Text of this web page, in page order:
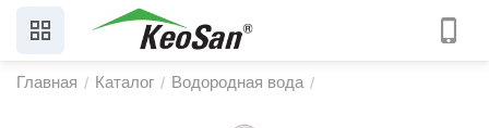
Главная / Каталог / Водородная вода /